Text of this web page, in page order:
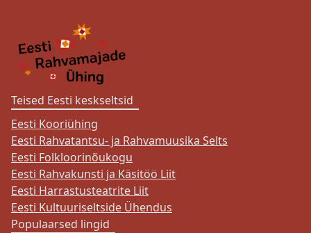
Teised Eesti keskseltsid
Eesti Kooriühing
Eesti Rahvatantsu- ja Rahvamuusika Selts
Eesti Folkloorinõukogu
Eesti Rahvakunsti ja Käsitöö Liit
Eesti Harrastusteatrite Liit
Eesti Kultuuriseltside Ühendus
Populaarsed lingid